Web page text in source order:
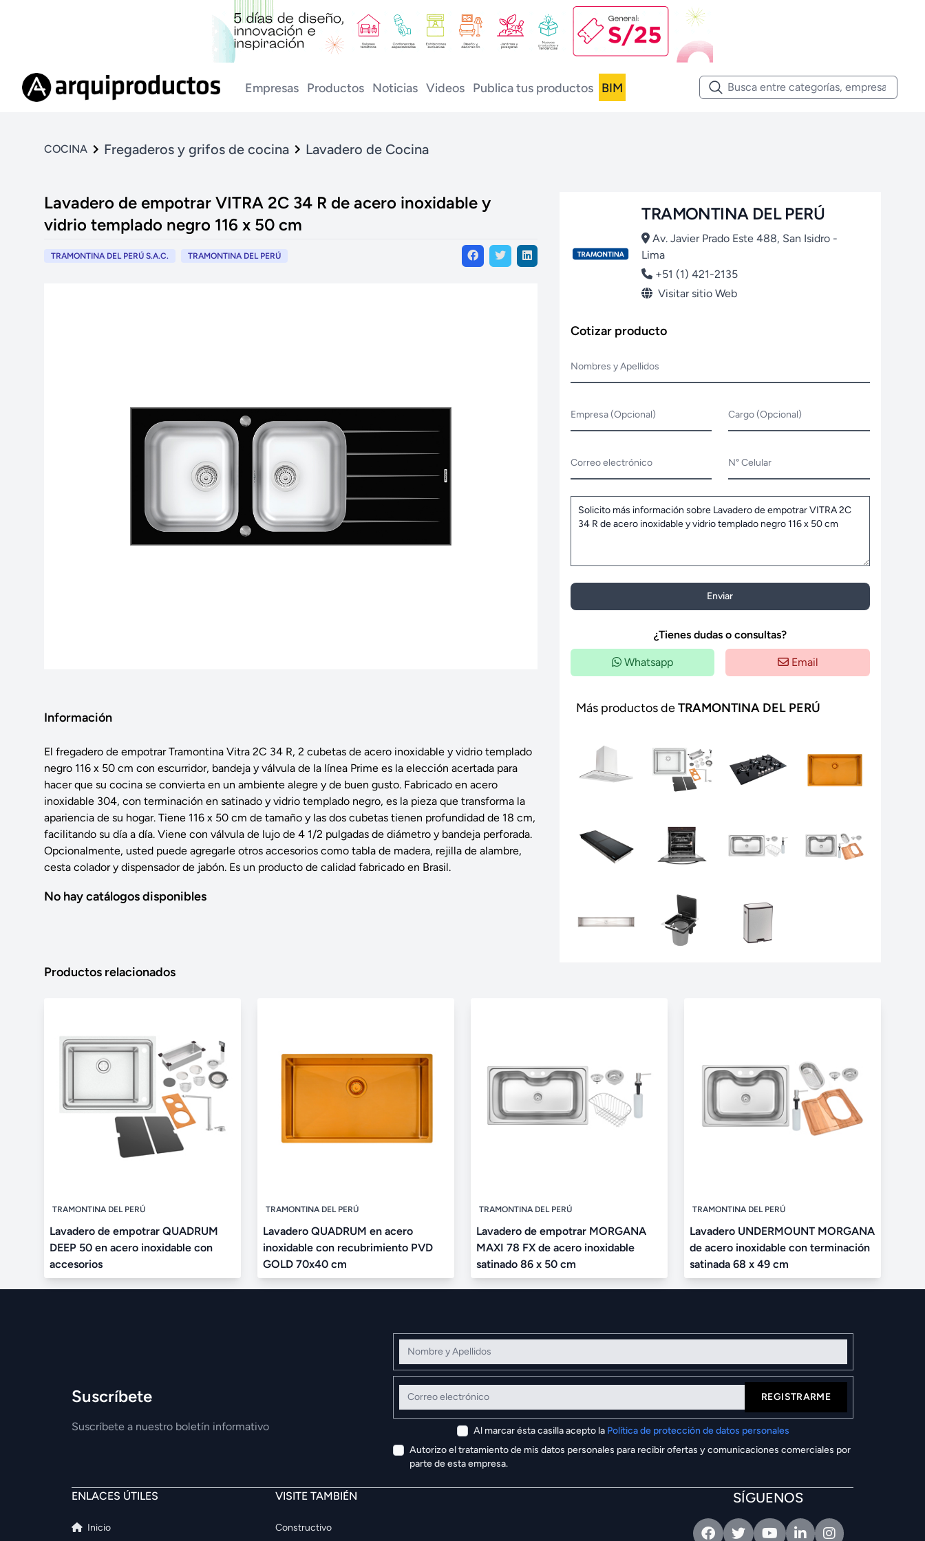
Empresas Productos Noticias Videos Publica tus productos BIM
COCINA Fregaderos y grifos de cocina Lavadero de Cocina
Lavadero de empotrar VITRA 2C 34 R de acero inoxidable y
vidrio templado negro 116 x 50 cm
TRAMONTINA DEL PERÚ S.A.C. TRAMONTINA DEL PERÚ
Información
El fregadero de empotrar Tramontina Vitra 2C 34 R, 2 cubetas de acero inoxidable y vidrio templado
negro 116 x 50 cm con escurridor, bandeja y válvula de la línea Prime es la elección acertada para
hacer que su cocina se convierta en un ambiente alegre y de buen gusto. Fabricado en acero
inoxidable 304, con terminación en satinado y vidrio templado negro, es la pieza que transforma la
apariencia de su hogar. Tiene 116 x 50 cm de tamaño y las dos cubetas tienen profundidad de 18 cm,
facilitando su día a día. Viene con válvula de lujo de 4 1/2 pulgadas de diámetro y bandeja perforada.
Opcionalmente, usted puede agregarle otros accesorios como tabla de madera, rejilla de alambre,
cesta colador y dispensador de jabón. Es un producto de calidad fabricado en Brasil.
No hay catálogos disponibles
TRAMONTINA DEL PERÚ
Av. Javier Prado Este 488, San Isidro -
Lima
+51 (1) 421-2135
Visitar sitio Web
Cotizar producto
Nombres y Apellidos
Empresa (Opcional) Cargo (Opcional)
Correo electrónico N° Celular
Enviar
¿Tienes dudas o consultas?
Whatsapp Email
Más productos deTRAMONTINA DEL PERÚ
Productos relacionados
TRAMONTINA DEL PERÚ
Lavadero de empotrar QUADRUM
DEEP 50 en acero inoxidable con
accesorios
TRAMONTINA DEL PERÚ
Lavadero QUADRUM en acero
inoxidable con recubrimiento PVD
GOLD 70x40 cm
TRAMONTINA DEL PERÚ
Lavadero de empotrar MORGANA
MAXI 78 FX de acero inoxidable
satinado 86 x 50 cm
TRAMONTINA DEL PERÚ
Lavadero UNDERMOUNT MORGANA
de acero inoxidable con terminación
satinada 68 x 49 cm
Suscríbete
Suscríbete a nuestro boletín informativo
Nombre y Apellidos
Correo electrónico
REGISTRARME
Al marcar ésta casilla acepto la Política de protección de datos personales
Autorizo el tratamiento de mis datos personales para recibir ofertas y comunicaciones comerciales por
parte de esta empresa.
ENLACES ÚTILES
Inicio
VISITE TAMBIÉN
Constructivo
SÍGUENOS
FacebookTwitterYoutubeLinkedinIntagram